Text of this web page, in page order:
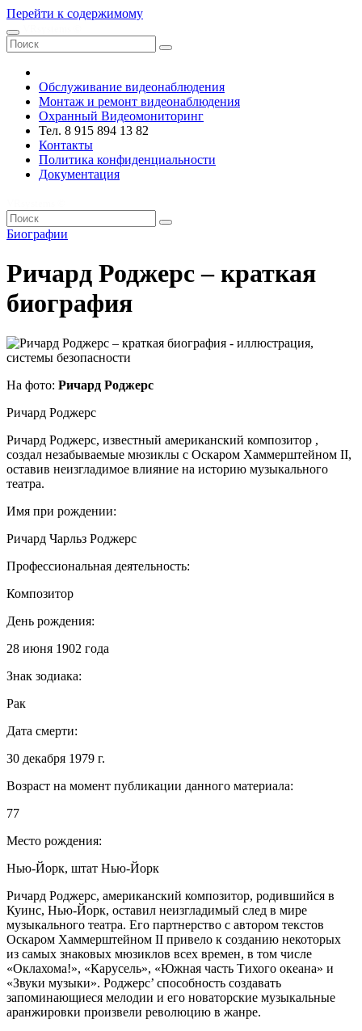
Перейти к содержимому
Обслуживание видеонаблюдения
Монтаж и ремонт видеонаблюдения
Охранный Видеомониторинг
Тел. 8 915 894 13 82
Контакты
Политика конфиденциальности
Документация
Биографии
Ричард Роджерс – краткая
биография
На фото: Ричард Роджерс
Ричард Роджерс
Ричард Роджерс, известный американский композитор ,
создал незабываемые мюзиклы с Оскаром Хаммерштейном II,
оставив неизгладимое влияние на историю музыкального
театра.
Имя при рождении:
Ричард Чарльз Роджерс
Профессиональная деятельность:
Композитор
День рождения:
28 июня 1902 года
Знак зодиака:
Рак
Дата смерти:
30 декабря 1979 г.
Возраст на момент публикации данного материала:
77
Место рождения:
Нью-Йорк, штат Нью-Йорк
Ричард Роджерс, американский композитор, родившийся в
Куинс, Нью-Йорк, оставил неизгладимый след в мире
музыкального театра. Его партнерство с автором текстов
Оскаром Хаммерштейном II привело к созданию некоторых
из самых знаковых мюзиклов всех времен, в том числе
«Оклахома!», «Карусель», «Южная часть Тихого океана» и
«Звуки музыки». Роджерс’ способность создавать
запоминающиеся мелодии и его новаторские музыкальные
аранжировки произвели революцию в жанре.